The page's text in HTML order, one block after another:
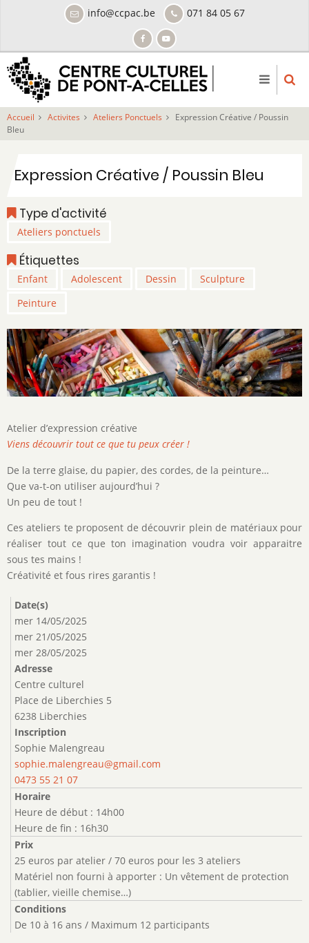
principal
info@ccpac.be 071 84 05 67
Accueil Activites Ateliers Ponctuels
Expression Créative / Poussin
Bleu
Expression Créative / Poussin Bleu
Type d'activité
Ateliers ponctuels
Étiquettes
Enfant Adolescent Dessin
Sculpture
Peinture
Description
de
Atelier d’expression créative
Viens découvrir tout ce que tu peux créer !
De la terre glaise, du papier, des cordes, de la peinture…
Que va-t-on utiliser aujourd’hui ?
Un peu de tout !
Ces ateliers te proposent de découvrir plein de matériaux pour
réaliser tout ce que ton imagination voudra voir apparaitre
sous tes mains !
Créativité et fous rires garantis !
Date(s)
mer 14/05/2025
mer 21/05/2025
mer 28/05/2025
Adresse
Centre culturel
Place de Liberchies 5
6238 Liberchies
Inscription
Sophie Malengreau
sophie.malengreau@gmail.com
0473 55 21 07
Horaire
Heure de début : 14h00
Heure de fin : 16h30
Prix
25 euros par atelier / 70 euros pour les 3 ateliers
Matériel non fourni à apporter : Un vêtement de protection
(tablier, vieille chemise…)
Conditions
De 10 à 16 ans / Maximum 12 participants